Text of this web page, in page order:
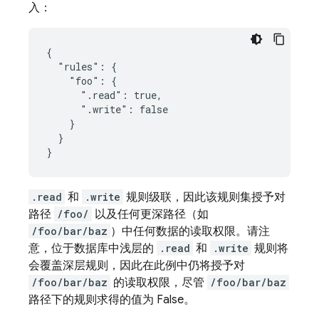
入：
{
  "rules": {
    "foo": {
      ".read": true,
      ".write": false
    }
  }
}
.read 和 .write 规则级联，因此该规则集授予对
路径 /foo/ 以及任何更深路径（如
/foo/bar/baz ）中任何数据的读取权限。请注
意，位于数据库中浅层的
.read 和 .write 规则将
会覆盖深层规则，因此在此例中仍将授予对
/foo/bar/baz 的读取权限，尽管 /foo/bar/baz
路径下的规则求得的值为 False。